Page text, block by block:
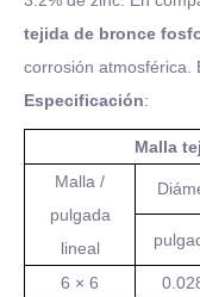
tejida de bronce
corrosión atmosférica.
Especificación:
Malla
Malla /
pulgada
lineal
6 × 6